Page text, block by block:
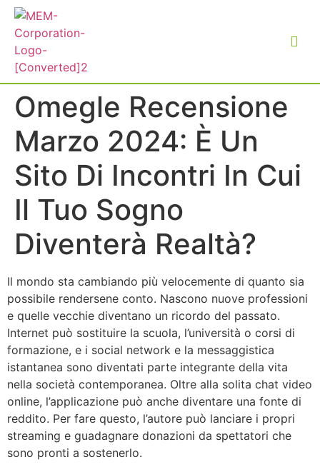
Omegle Recensione
Marzo 2024: È Un
Sito Di Incontri In Cui
Il Tuo Sogno
Diventerà Realtà?
Il mondo sta cambiando più velocemente di quanto sia
possibile rendersene conto. Nascono nuove professioni
e quelle vecchie diventano un ricordo del passato.
Internet può sostituire la scuola, l’università o corsi di
formazione, e i social network e la messaggistica
istantanea sono diventati parte integrante della vita
nella società contemporanea. Oltre alla solita chat video
online, l’applicazione può anche diventare una fonte di
reddito. Per fare questo, l’autore può lanciare i propri
streaming e guadagnare donazioni da spettatori che
sono pronti a sostenerlo.